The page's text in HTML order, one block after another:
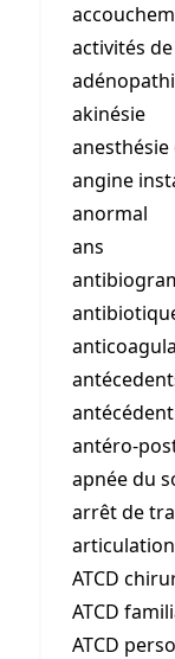
activités
akinésie
angine
anormal
ans
antécédent
antéro-
apnée du
arrêt de
ATCD
ATCD
ATCD